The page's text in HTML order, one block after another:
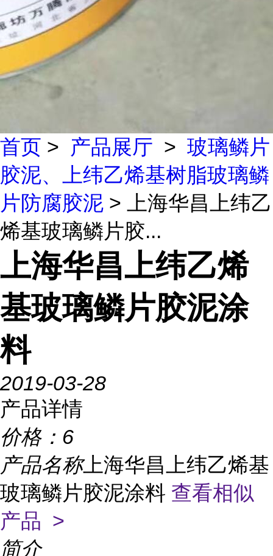
首页 > 产品展厅 > 玻璃鳞片
胶泥、上纬乙烯基树脂玻璃鳞
片防腐胶泥 > 上海华昌上纬乙
烯基玻璃鳞片胶...
上海华昌上纬乙烯
基玻璃鳞片胶泥涂
料
2019-03-28
产品详情
价格： 6
产品名称上海华昌上纬乙烯基
玻璃鳞片胶泥涂料 查看相似
产品 >
简介